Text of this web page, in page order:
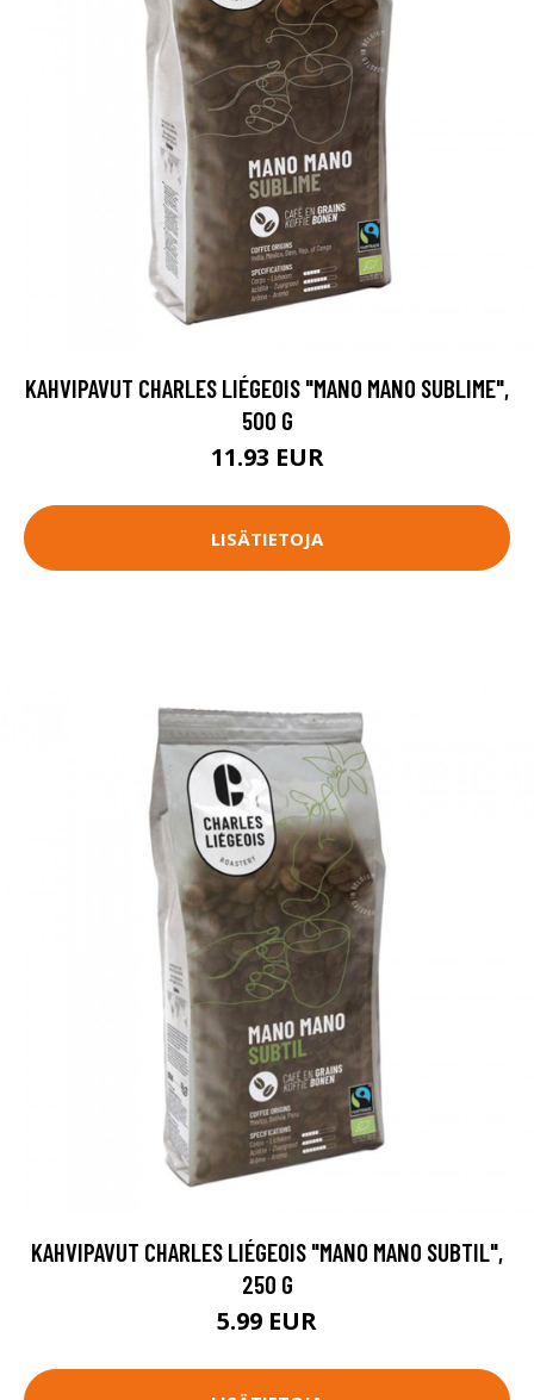
KAHVIPAVUT CHARLES LIÉGEOIS "MANO MANO SUBLIME",
500 G
11.93 EUR
LISÄTIETOJA
KAHVIPAVUT CHARLES LIÉGEOIS "MANO MANO SUBTIL",
250 G
5.99 EUR